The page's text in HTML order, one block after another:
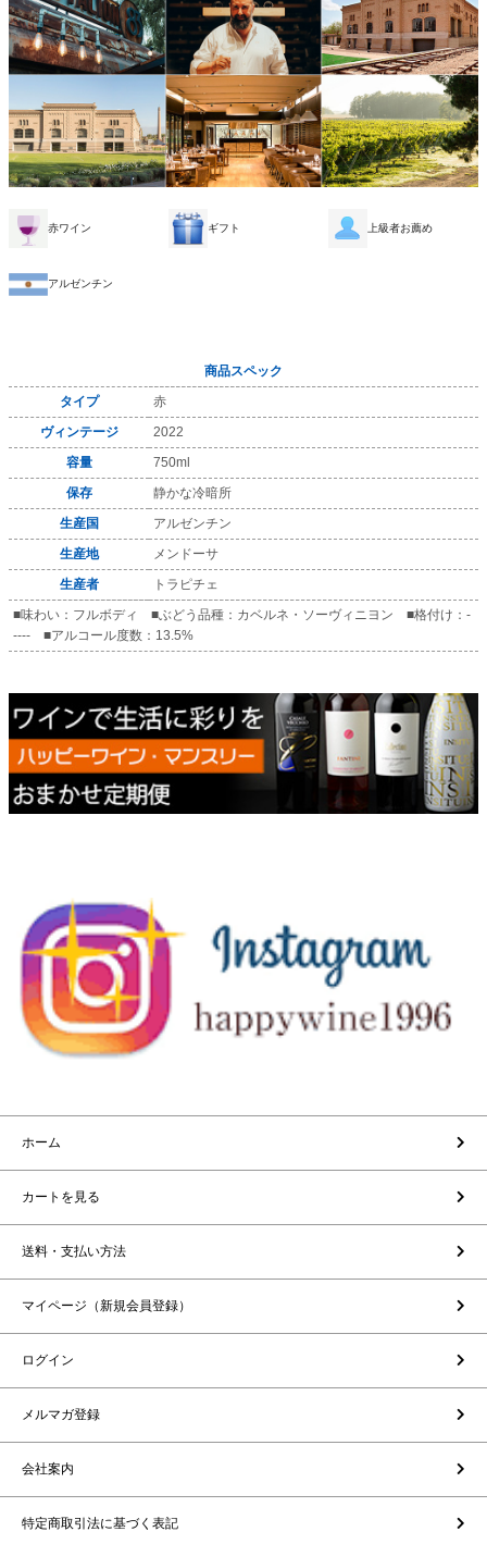
赤ワイン ギフト 上級者お薦め
アルゼンチン
商品スペック
タイプ
赤
ヴィンテージ
2022
容量
750ml
保存
静かな冷暗所
生産国
アルゼンチン
生産地
メンドーサ
生産者
トラピチェ
■味わい：フルボディ ■ぶどう品種：カベルネ・ソーヴィニヨン ■格付け：-
---- ■アルコール度数：13.5%
ホーム
カートを見る
送料・支払い方法
マイページ（新規会員登録）
ログイン
メルマガ登録
会社案内
特定商取引法に基づく表記